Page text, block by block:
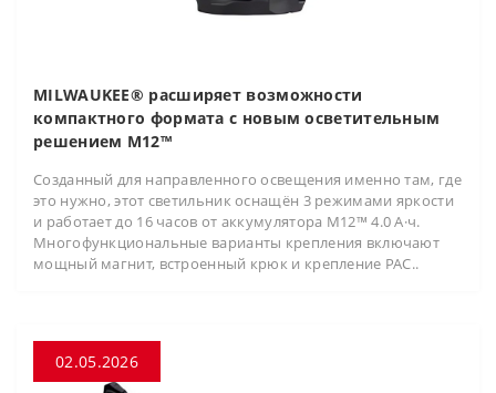
MILWAUKEE® расширяет возможности
компактного формата с новым осветительным
решением M12™
Созданный для направленного освещения именно там, где
это нужно, этот светильник оснащён 3 режимами яркости
и работает до 16 часов от аккумулятора M12™ 4.0 А·ч.
Многофункциональные варианты крепления включают
мощный магнит, встроенный крюк и крепление PAC..
02.05.2026